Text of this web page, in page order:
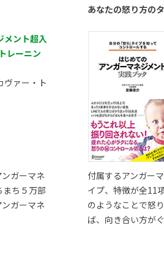
メント超入
レーニン
ヴァー・ト
ガーマネ
ち５万部
ガーマネ
あなたの怒り方の
付属するアンガー
イプ、特徴が全11
のようなことで怒
ば、向き合い方が